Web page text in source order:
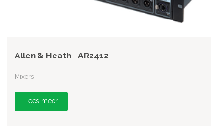
Allen & Heath - AR2412
Mixers
Lees meer